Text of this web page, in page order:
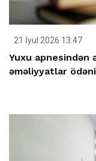
21 İyul 2026 13:47
Yuxu apnesindən
əməliyyatlar